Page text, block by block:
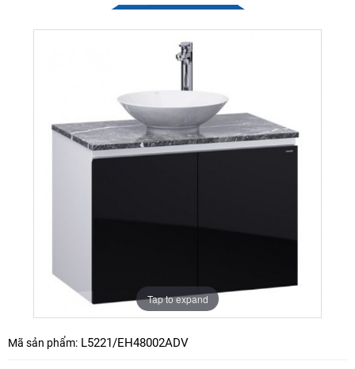
Tap to expand
Mã sản phẩm: L5221/EH48002ADV